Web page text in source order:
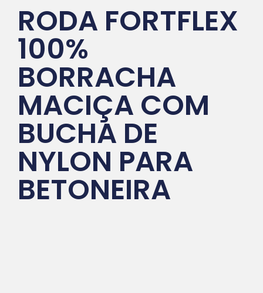
RODA FORTFLEX
100%
BORRACHA
MACIÇA COM
BUCHA DE
NYLON PARA
BETONEIRA